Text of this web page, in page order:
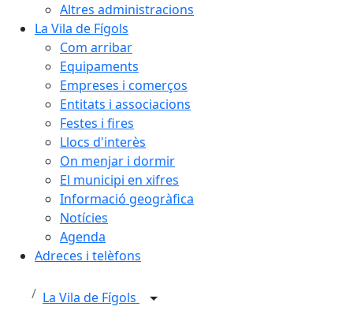
Altres administracions
La Vila de Fígols
Com arribar
Equipaments
Empreses i comerços
Entitats i associacions
Festes i fires
Llocs d'interès
On menjar i dormir
El municipi en xifres
Informació geogràfica
Notícies
Agenda
Adreces i telèfons
La Vila de Fígols